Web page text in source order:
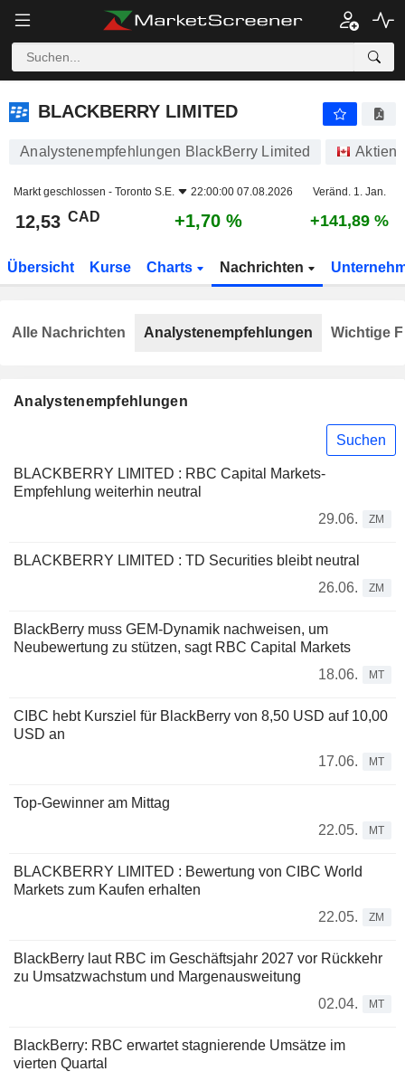
BLACKBERRY LIMITED
BLACKBERRY LIMITED
Analystenempfehlungen BlackBerry Limited Aktien
Markt geschlossen - Toronto S.E. 22:00:00 07.08.2026 Veränd. 1. Jan.
12,53 CAD +1,70 % +141,89 %
Übersicht Kurse Charts Nachrichten
Analystenempfehlungen
Suchen
BLACKBERRY LIMITED : RBC Capital Markets-
Empfehlung weiterhin neutral
29.06.
ZM
BLACKBERRY LIMITED : TD Securities bleibt neutral
26.06.
ZM
BlackBerry muss GEM-Dynamik nachweisen, um
Neubewertung zu stützen, sagt RBC Capital Markets
18.06.
MT
CIBC hebt Kursziel für BlackBerry von 8,50 USD auf 10,00
USD an
17.06.
MT
Top-Gewinner am Mittag
22.05.
MT
BLACKBERRY LIMITED : Bewertung von CIBC World
Markets zum Kaufen erhalten
22.05.
ZM
BlackBerry laut RBC im Geschäftsjahr 2027 vor Rückkehr
zu Umsatzwachstum und Margenausweitung
02.04.
MT
BlackBerry: RBC erwartet stagnierende Umsätze im
vierten Quartal
Alle Nachrichten Analystenempfehlungen Wichtige